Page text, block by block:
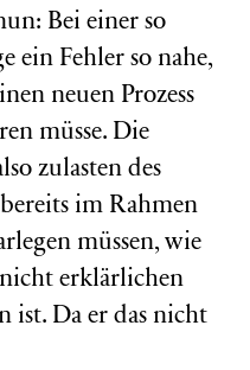
Bei einer so
ein Fehler so nahe,
neuen Prozess
müsse. Die
zulasten des
im Rahmen
müssen, wie
erklärlichen
ist. Da er das nicht